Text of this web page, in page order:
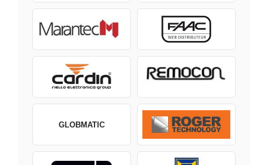
GLOBMATIC